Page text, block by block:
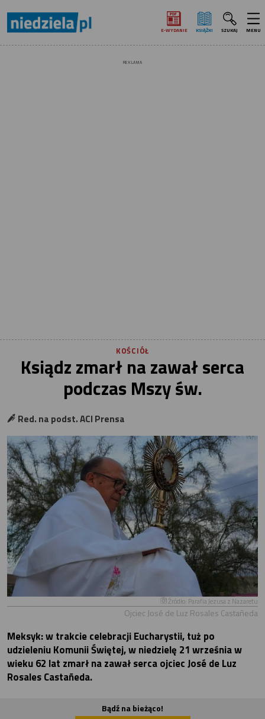
E‑WYDANIE KSIĄŻKI SZUKAJ MENU
REKLAMA
KOŚCIÓŁ
Ksiądz zmarł na zawał serca
podczas Mszy św.
Red. na podst. ACI Prensa
Źródło: Parafia Jezusa z Nazaretu
Ojciec José de Luz Rosales Castañeda
Meksyk: w trakcie celebracji Eucharystii, tuż po
udzieleniu Komunii Świętej, w niedzielę 21 września w
wieku 62 lat zmarł na zawał serca ojciec José de Luz
Rosales Castañeda.
Bądź na bieżąco!